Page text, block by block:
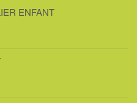
ENFANT